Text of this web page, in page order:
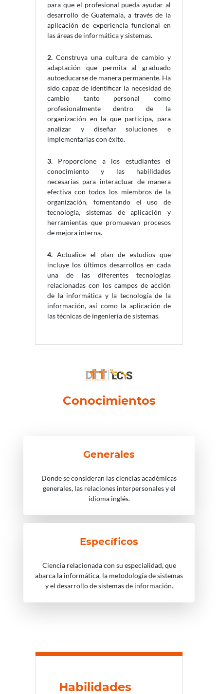
para que el profesional pueda ayudar al
desarrollo de Guatemala, a través de la
aplicación de experiencia funcional en
las áreas de informática y sistemas.
2. Construya una cultura de cambio y
adaptación que permita al graduado
autoeducarse de manera permanente. Ha
sido capaz de identificar la necesidad de
cambio tanto personal como
profesionalmente dentro de la
organización en la que participa, para
analizar y diseñar soluciones e
implementarlas con éxito.
3. Proporcione a los estudiantes el
conocimiento y las habilidades
necesarias para interactuar de manera
efectiva con todos los miembros de la
organización, fomentando el uso de
tecnología, sistemas de aplicación y
herramientas que promuevan procesos
de mejora interna.
4.Actualice el plan de estudios que
incluye los últimos desarrollos en cada
una de las diferentes tecnologías
relacionadas con los campos de acción
de la informática y la tecnología de la
información, así como la aplicación de
las técnicas de ingeniería de sistemas.
Conocimientos
Generales
Donde se consideran las ciencias académicas
generales, las relaciones interpersonales y el
idioma inglés.
Específicos
Ciencia relacionada con su especialidad, que
abarca la informática, la metodología de sistemas
y el desarrollo de sistemas de información.
Habilidades